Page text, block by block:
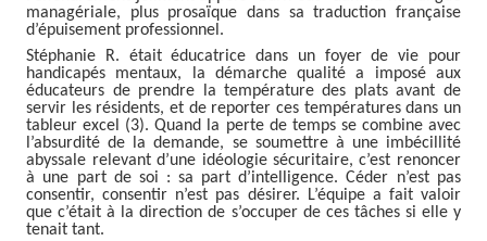
managériale, plus prosaïque dans sa traduction française
d’épuisement professionnel.
Stéphanie R. était éducatrice dans un foyer de vie pour
handicapés mentaux, la démarche qualité a imposé aux
éducateurs de prendre la température des plats avant de
servir les résidents, et de reporter ces températures dans un
tableur excel (3). Quand la perte de temps se combine avec
l’absurdité de la demande, se soumettre à une imbécillité
abyssale relevant d’une idéologie sécuritaire, c’est renoncer
à une part de soi : sa part d’intelligence. Céder n’est pas
consentir, consentir n’est pas désirer. L’équipe a fait valoir
que c’était à la direction de s’occuper de ces tâches si elle y
tenait tant.